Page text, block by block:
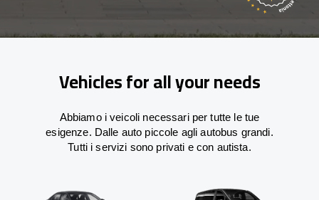
Vehicles for all your needs
Abbiamo i veicoli necessari per tutte le tue
esigenze. Dalle auto piccole agli autobus grandi.
Tutti i servizi sono privati e con autista.